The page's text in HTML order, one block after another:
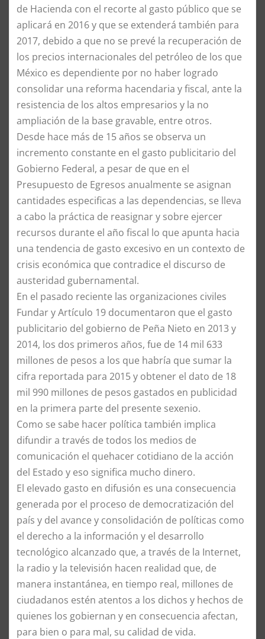
de Hacienda con el recorte al gasto público que se
aplicará en 2016 y que se extenderá también para
2017, debido a que no se prevé la recuperación de
los precios internacionales del petróleo de los que
México es dependiente por no haber logrado
consolidar una reforma hacendaria y fiscal, ante la
resistencia de los altos empresarios y la no
ampliación de la base gravable, entre otros.
Desde hace más de 15 años se observa un
incremento constante en el gasto publicitario del
Gobierno Federal, a pesar de que en el
Presupuesto de Egresos anualmente se asignan
cantidades especificas a las dependencias, se lleva
a cabo la práctica de reasignar y sobre ejercer
recursos durante el año fiscal lo que apunta hacia
una tendencia de gasto excesivo en un contexto de
crisis económica que contradice el discurso de
austeridad gubernamental.
En el pasado reciente las organizaciones civiles
Fundar y Artículo 19 documentaron que el gasto
publicitario del gobierno de Peña Nieto en 2013 y
2014, los dos primeros años, fue de 14 mil 633
millones de pesos a los que habría que sumar la
cifra reportada para 2015 y obtener el dato de 18
mil 990 millones de pesos gastados en publicidad
en la primera parte del presente sexenio.
Como se sabe hacer política también implica
difundir a través de todos los medios de
comunicación el quehacer cotidiano de la acción
del Estado y eso significa mucho dinero.
El elevado gasto en difusión es una consecuencia
generada por el proceso de democratización del
país y del avance y consolidación de políticas como
el derecho a la información y el desarrollo
tecnológico alcanzado que, a través de la Internet,
la radio y la televisión hacen realidad que, de
manera instantánea, en tiempo real, millones de
ciudadanos estén atentos a los dichos y hechos de
quienes los gobiernan y en consecuencia afectan,
para bien o para mal, su calidad de vida.